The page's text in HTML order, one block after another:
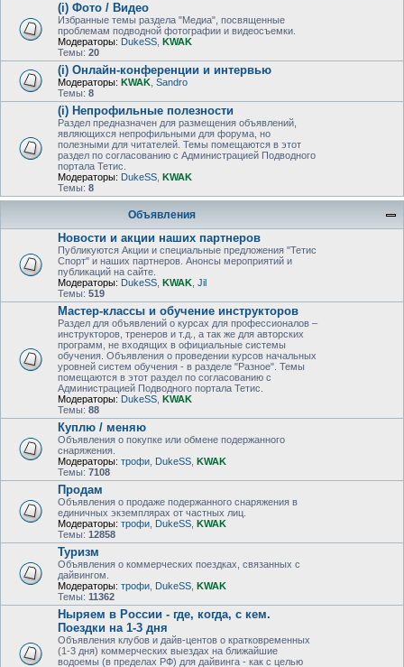
(i) Фото / Видео
Избранные темы раздела "Медиа", посвященные
проблемам подводной фотографии и видеосъемки.
Модераторы: DukeSS KWAK
Темы: 20
(i) Онлайн-конференции и интервью
Модераторы: KWAK Sandro
Темы: 8
(i) Непрофильные полезности
Раздел предназначен для размещения объявлений,
являющихся непрофильными для форума, но
полезными для читателей. Темы помещаются в этот
раздел по согласованию с Администрацией Подводного
портала Тетис.
Модераторы: DukeSS KWAK
Темы: 8
Объявления
Новости и акции наших партнеров
Публикуются Акции и специальные предложения "Тетис
Спорт" и наших партнеров. Анонсы мероприятий и
публикаций на сайте.
Модераторы: DukeSS KWAK Jil
Темы: 519
Мастер-классы и обучение инструкторов
Раздел для объявлений о курсах для профессионалов –
инструкторов, тренеров и т.д., а так же для авторских
программ, не входящих в официальные системы
обучения. Объявления о проведении курсов начальных
уровней систем обучения - в разделе "Разное". Темы
помещаются в этот раздел по согласованию с
Администрацией Подводного портала Тетис.
Модераторы: DukeSS KWAK
Темы: 88
Куплю / меняю
Объявления о покупке или обмене подержанного
снаряжения.
Модераторы: трофи DukeSS KWAK
Темы: 7108
Продам
Объявления о продаже подержанного снаряжения в
единичных экземплярах от частных лиц.
Модераторы: трофи DukeSS KWAK
Темы: 12858
Туризм
Объявления о коммерческих поездках, связанных с
дайвингом.
Модераторы: трофи DukeSS KWAK
Темы: 11362
Ныряем в России - где, когда, с кем.
Поездки на 1-3 дня
Объявления клубов и дайв-центов о кратковременных
(1-3 дня) коммерческих выездах на ближайшие
водоемы (в пределах РФ) для дайвинга - как с целью